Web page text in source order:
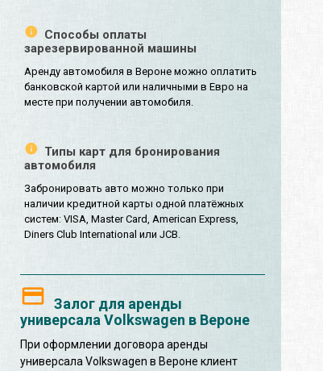
Способы оплаты
зарезервированной машины
Аренду автомобиля в Вероне можно оплатить
банковской картой или наличными в Евро на
месте при получении автомобиля.
Типы карт для бронирования
автомобиля
Забронировать авто можно только при
наличии кредитной карты одной платёжных
систем: VISA, Master Card, American Express,
Diners Club International или JCB.
Залог для аренды
универсала Volkswagen в Вероне
При оформлении договора аренды
универсала Volkswagen в Вероне клиент